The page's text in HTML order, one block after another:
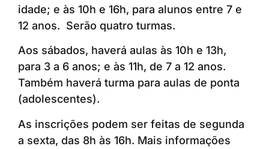
idade; e às 10h e 16h, para alunos entre 7 e
12 anos. Serão quatro turmas.
Aos sábados, haverá aulas às 10h e 13h,
para 3 a 6 anos; e às 11h, de 7 a 12 anos.
Também haverá turma para aulas de ponta
(adolescentes).
As inscrições podem ser feitas de segunda
a sexta, das 8h às 16h. Mais informações